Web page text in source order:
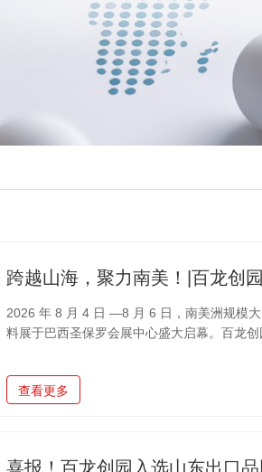
2026 年 8 月 4 日 —8 月 6 日，南美洲规模
料展于巴西圣保罗会展中心盛大启幕。百龙
美功能性配料核心市场。公司国际销售团队
程咨询服务。现场洽谈氛围火热，众多客户
查看更多
喜报！百龙创园入选山东出口